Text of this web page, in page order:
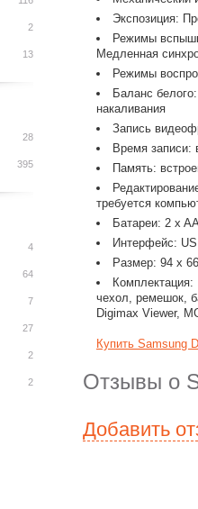
Экспозиция:
Режимы
Медленная
Режимы
Баланс
накаливания
Запись
Время записи:
Память:
требуется
Батареи: 2 x
Интерфейс:
Размер: 94 x
чехол, ремешок,
Digimax Viewer,
Купить Samsung
Отзывы о
Добавить
2
13
28
395
4
64
7
27
2
2